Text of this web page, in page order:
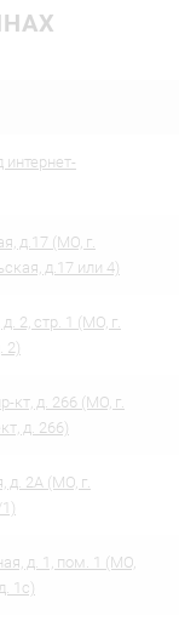
д.17 (МО, г.
д.17 или 4)
2, стр. 1 (МО, г.
2)
кт, д. 266 (МО, г.
д. 266)
д. 2А (МО, г.
д. 1, пом. 1 (МО,
1с)